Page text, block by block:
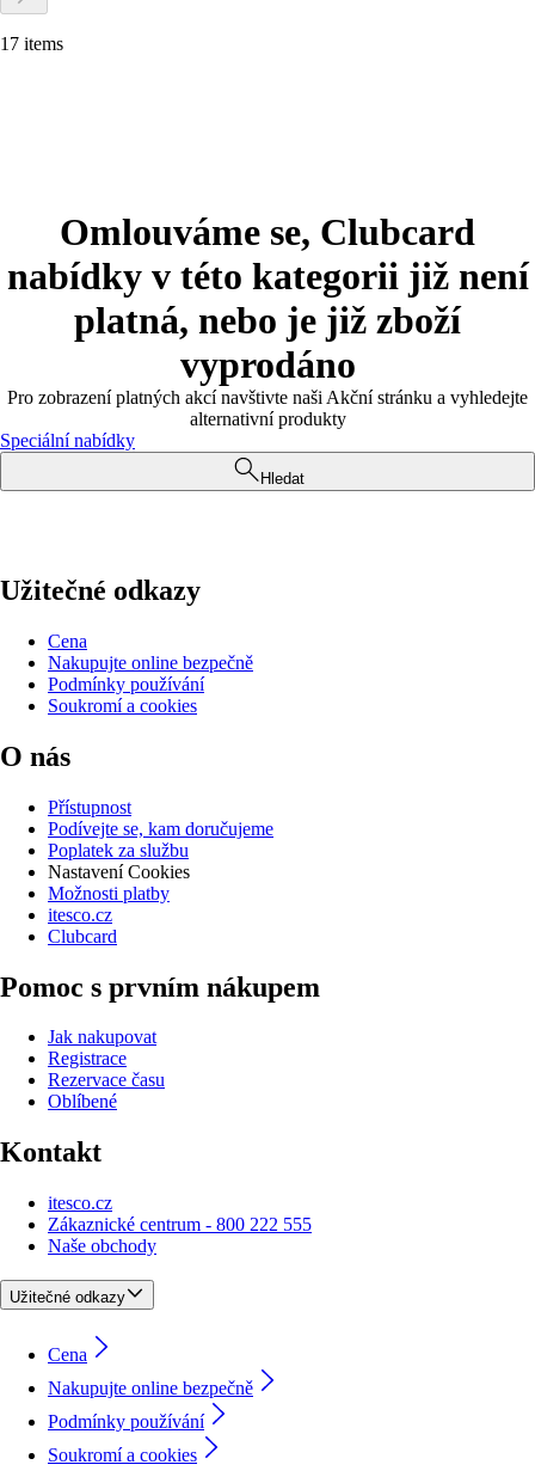
17 items
Omlouváme se, Clubcard
nabídky v této kategorii již není
platná, nebo je již zboží
vyprodáno
Pro zobrazení platných akcí navštivte naši Akční stránku a vyhledejte
alternativní produkty
Speciální nabídky
Hledat
Užitečné odkazy
Cena
Nakupujte online bezpečně
Podmínky používání
Soukromí a cookies
O nás
Přístupnost
Podívejte se, kam doručujeme
Poplatek za službu
Nastavení Cookies
Možnosti platby
itesco.cz
Clubcard
Pomoc s prvním nákupem
Jak nakupovat
Registrace
Rezervace času
Oblíbené
Kontakt
itesco.cz
Zákaznické centrum - 800 222 555
Naše obchody
Užitečné odkazy
Cena
Nakupujte online bezpečně
Podmínky používání
Soukromí a cookies